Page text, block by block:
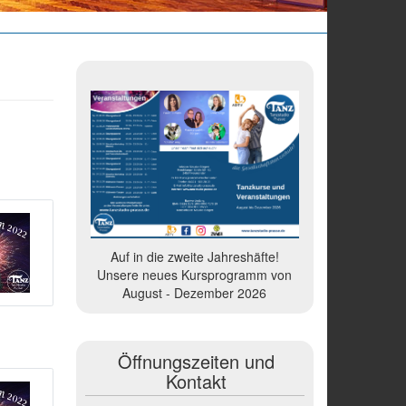
Auf in die zweite Jahreshäfte!
Unsere neues Kursprogramm von
August - Dezember 2026
Öffnungszeiten und
Kontakt